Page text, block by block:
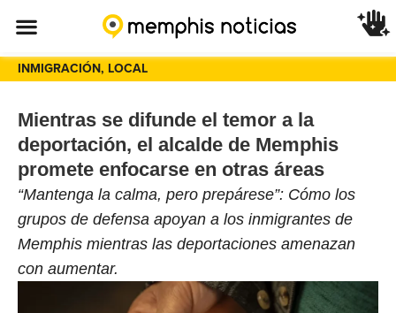
INMIGRACIÓN, LOCAL
Mientras se difunde el temor a la
deportación, el alcalde de Memphis
promete enfocarse en otras áreas
“Mantenga la calma, pero prepárese”: Cómo los
grupos de defensa apoyan a los inmigrantes de
Memphis mientras las deportaciones amenazan
con aumentar.